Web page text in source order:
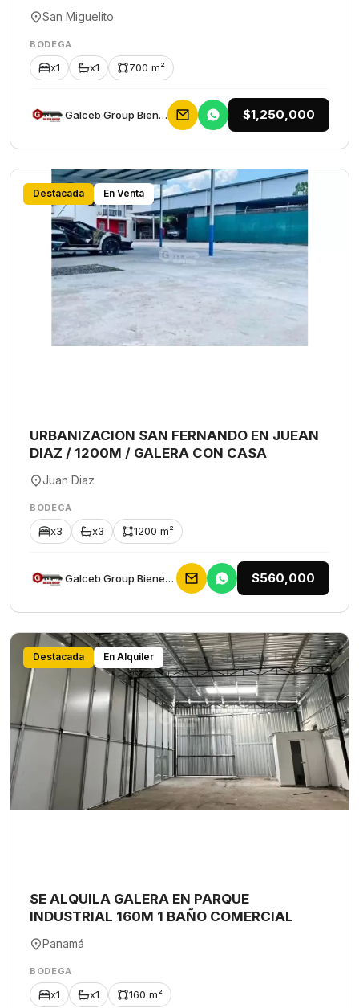
San Miguelito
BODEGA
x1 x1 700 m²
Galceb Group Bienes Raices $1,250,000
Destacada En Venta
URBANIZACION SAN FERNANDO EN JUEAN
DIAZ / 1200M / GALERA CON CASA
Juan Diaz
BODEGA
x3 x3 1200 m²
Galceb Group Bienes Raices $560,000
Destacada En Alquiler
SE ALQUILA GALERA EN PARQUE
INDUSTRIAL 160M 1 BAÑO COMERCIAL
Panamá
BODEGA
x1 x1 160 m²